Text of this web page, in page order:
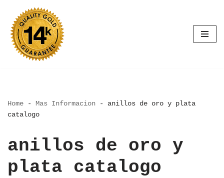
Saltar
al
contenido
Home - Mas Informacion - anillos de oro y plata
catalogo
anillos de oro y
plata catalogo